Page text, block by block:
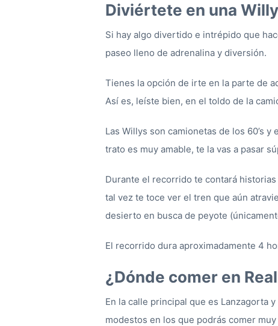
Diviértete en una
Si hay algo divertido e intrépido que
paseo lleno de adrenalina y diversión.
Tienes la opción de irte en la parte de
Así es, leíste bien, en el toldo de la
Las Willys son camionetas de los 60’s
trato es muy amable, te la vas a pasar
Durante el recorrido te contará
tal vez te toce ver el tren que aún
desierto en busca de peyote
El recorrido dura aproximadamente 4
¿Dónde comer en
En la calle principal que es Lanzagorta
modestos en los que podrás comer